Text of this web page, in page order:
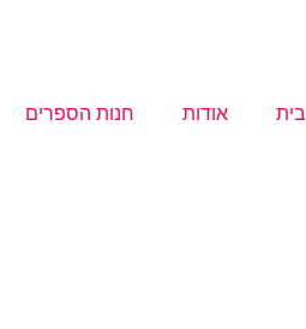
בית אודות חנות הספרים